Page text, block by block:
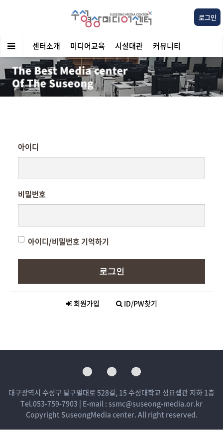
로그인
센터소개 미디어교육 시설대관 커뮤니티
아이디
비밀번호
아이디/비밀번호 기억하기
로그인
회원가입 ID/PW찾기
대구광역시 수성구 달구벌대로 528길, 15 수성대학교 성요셉관 지하 1층
Tel.053-759-7903 | E-mail : ssmc@suseong-media.or.kr
Copyright SuseongMedia center. All right reserved.